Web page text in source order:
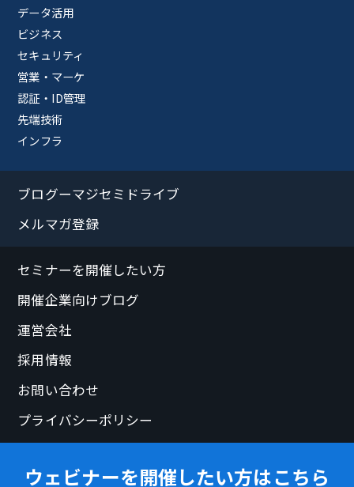
データ活用
ビジネス
セキュリティ
営業・マーケ
認証・ID管理
先端技術
インフラ
ブログーマジセミドライブ
メルマガ登録
セミナーを開催したい方
開催企業向けブログ
運営会社
採用情報
お問い合わせ
プライバシーポリシー
ウェビナーを開催したい方はこちら